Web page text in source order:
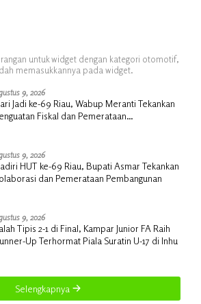
untuk widget dengan kategori otomotif,
memasukkannya pada widget.
9, 2026
Jadi ke-69 Riau, Wabup Meranti Tekankan
Fiskal dan Pemerataan
9, 2026
HUT ke-69 Riau, Bupati Asmar Tekankan
dan Pemerataan Pembangunan
9, 2026
Tipis 2-1 di Final, Kampar Junior FA Raih
Up Terhormat Piala Suratin U-17 di Inhu
Selengkapnya